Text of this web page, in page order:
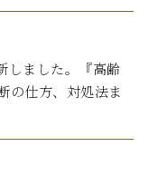
しました。『高齢
の仕方、対処法ま